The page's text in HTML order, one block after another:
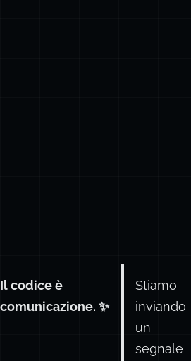
Il codice è
comunicazione. ✨
Stiamo
inviando
un
segnale